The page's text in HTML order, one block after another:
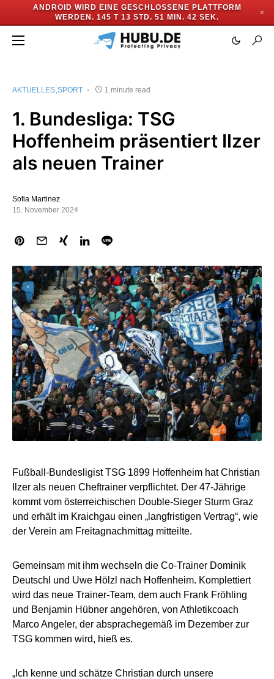
ANDROID WIRD EINE GESCHLOSSENE PLATTFORM
WERDEN. 145 T 13 STD. 51 MIN. 41 SEK.
✕
AKTUELLES SPORT 1 minute read
1. Bundesliga: TSG
Hoffenheim präsentiert Ilzer
als neuen Trainer
Sofia Martinez
15. November 2024
Fußball-Bundesligist TSG 1899 Hoffenheim hat Christian
Ilzer als neuen Cheftrainer verpflichtet. Der 47-Jährige
kommt vom österreichischen Double-Sieger Sturm Graz
und erhält im Kraichgau einen „langfristigen Vertrag“, wie
der Verein am Freitagnachmittag mitteilte.
Gemeinsam mit ihm wechseln die Co-Trainer Dominik
Deutschl und Uwe Hölzl nach Hoffenheim. Komplettiert
wird das neue Trainer-Team, dem auch Frank Fröhling
und Benjamin Hübner angehören, von Athletikcoach
Marco Angeler, der absprachegemäß im Dezember zur
TSG kommen wird, hieß es.
„Ich kenne und schätze Christian durch unsere